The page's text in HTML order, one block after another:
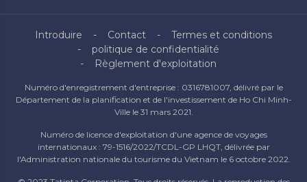
Introduire Contact
Termes et conditions
politique de confidentialité
Règlement d'exploitation
Numéro d'enregistrement d'entreprise : 0316781007, délivré par le
Département de la planification et de l'investissement de Ho Chi Minh-
Ville le 31 mars 2021.
Numéro de licence d'exploitation d'une agence de voyages
internationaux : 79-1516/2022/TCDL-GP LHQT, délivrée par
l'Administration nationale du tourisme du Vietnam le 6 octobre 2022.